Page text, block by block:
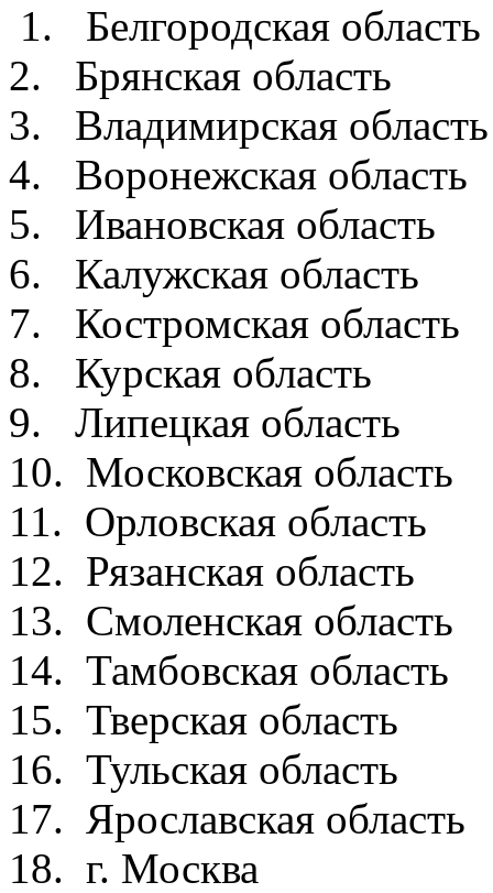
1. Белгородская
2. Брянская
3. Владимирская
4. Воронежская
5. Ивановская
6. Калужская
7. Костромская
8. Курская
9. Липецкая
10. Московская
11. Орловская
12. Рязанская
13. Смоленская
14. Тамбовская
15. Тверская
16. Тульская
17. Ярославская
18. г. Москва